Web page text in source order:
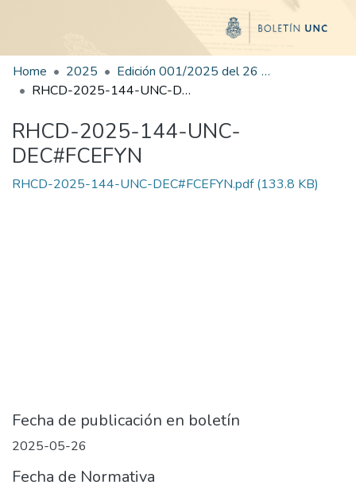
Home 2025
Edición 001/2025 del 26 de mayo de 2025
RHCD-2025-144-UNC-DEC#FCEFYN
RHCD-2025-144-UNC-
DEC#FCEFYN
RHCD-2025-144-UNC-DEC#FCEFYN.pdf(133.8 KB)
Fecha de publicación en boletín
2025-05-26
Fecha de Normativa